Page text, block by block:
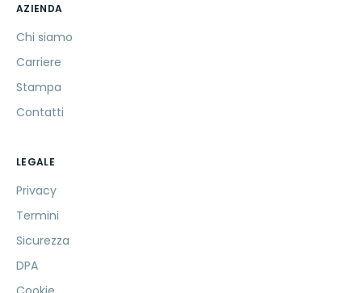
AZIENDA
Chi siamo
Carriere
Stampa
Contatti
LEGALE
Privacy
Termini
Sicurezza
DPA